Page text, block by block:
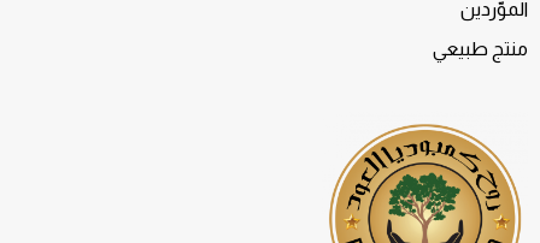
الموّردين
منتج طبيعي